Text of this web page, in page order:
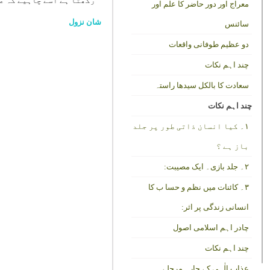
معراج اور دور حاضر کا علم اور
سائنس
دو عظیم طوفانی واقعات
چند اہم نکات
سعادت کا بالکل سیدھا راستہ
چند اہم نکات
۱۔ کیا انسان ذاتی طور پر جلد
باز ہے ؟
۲۔ جلد بازی۔ ایک مصیبت:
۳۔ کائنات میں نظم و حسا ب کا
انسانی زندگی پر اثر:
چادر اہم اسلامی اصول
چند اہم نکات
شان نزول